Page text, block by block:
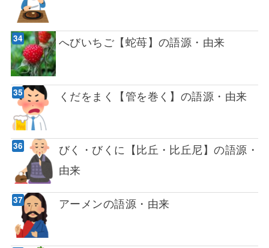
へびいちご【蛇苺】の語源・由来
くだをまく【管を巻く】の語源・由来
びく・びくに【比丘・比丘尼】の語源・
由来
アーメンの語源・由来